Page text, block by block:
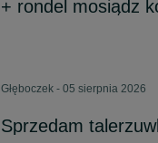
+ rondel mosiądz
Głęboczek - 05 sierpnia 2026
Sprzedam